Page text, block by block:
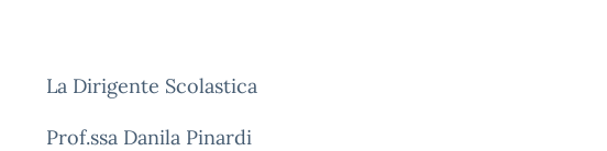
La Dirigente Scolastica
Prof.ssa Danila Pinardi